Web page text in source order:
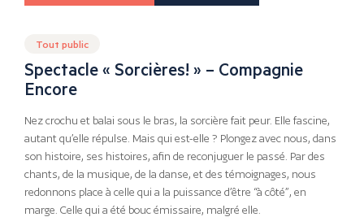
Tout public
Spectacle « Sorcières! » – Compagnie
Encore
Nez crochu et balai sous le bras, la sorcière fait peur. Elle fascine,
autant qu’elle répulse. Mais qui est-elle ? Plongez avec nous, dans
son histoire, ses histoires, afin de reconjuguer le passé. Par des
chants, de la musique, de la danse, et des témoignages, nous
redonnons place à celle qui a la puissance d’être “à côté”, en
marge. Celle qui a été bouc émissaire, malgré elle.